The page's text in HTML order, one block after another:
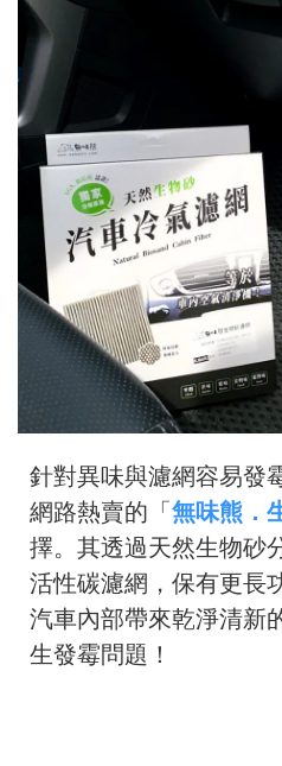
針對異味與濾網容易發
網路熱賣的「無味熊．
擇。其透過天然生物砂
活性碳濾網，保有更長
汽車內部帶來乾淨清新
生發霉問題！